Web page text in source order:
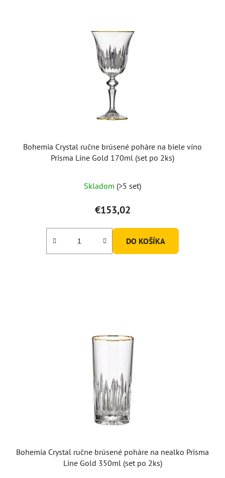
Bohemia Crystal ručne brúsené poháre na biele víno
Prisma Line Gold 170ml (set po 2ks)
Skladom (>5 set)
€153,02
DO KOŠÍKA
Bohemia Crystal ručne brúsené poháre na nealko Prisma
Line Gold 350ml (set po 2ks)